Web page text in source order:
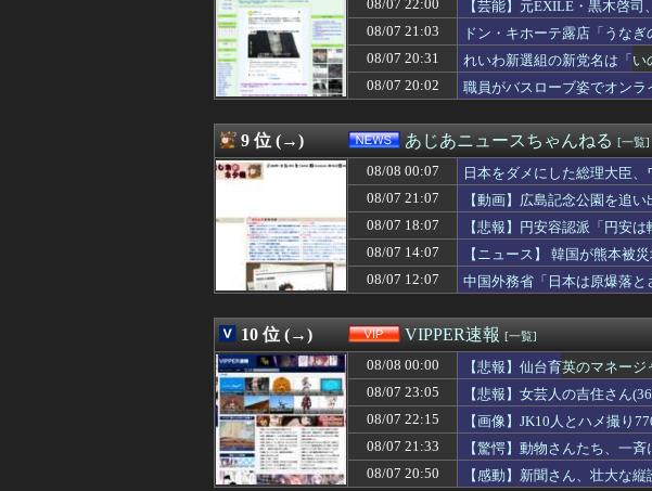
08/07 23:56
韓国サッカーのイメージが墜落
08/07 23:55
朝鮮日報 幻となった「女性天皇」 [8/7]
08/07 23:54
社会人「ニートはいいなぁ」ニート「そ
08/07 23:52
今の子はコニーちゃん知らないってマジ！
08/07 23:51
マジで金無いからどっかから借金して踏み
08/07 23:50
長い、太い、下がってるまゆ毛はNG、8割
08/07 23:50
上司からタコ殴りにされて被害届出した
08/07 23:49
不動産屋立ち上げたけど質問ある？
徴集兵の20％は女性、イザベラ王女の姿
【謎】動物たち、一斉に「コンビニの棚」
08/07 23:45
韓国人「海外で韓国サッカーの2002年ベ
08/07 23:45
早稲田政経卒32歳だけど仕事ない、てかバ
08/07 23:45
上司からタコ殴りにされて被害届出した
08/07 23:44
【ウマ娘】海外勢が描いたウマ娘からしか
08/07 23:41
就活面接官「全国転勤あるけど平気？」 就
08/07 23:40
あやてぃーからファンへ愛のメッセージが
08/07 23:40
海外「まるでタイムスリップしたみたい
08/07 23:40
【2軍】DeNA 12－2 ソフトバンク、先発
08/07 23:40
【画像】最近のJKさんのボディ、成長が
08/07 23:40
中国、SNSで「スシロータワー」が大流
08/07 23:38
【動画】中国製自動車のプラスチック部品
08/07 23:37
【動画】今日の甲子園の女性審判の誤審
08/07 23:35
JRPG「他人の家漁ってアイテムGETすん
08/07 22:00
【芸能】元EXILE・黒木啓
損傷の怪我
08/07 21:03
ドン・キホーテ露店「うな
08/07 20:31
れいわ新選組の新党名は「
08/07 20:02
職員がバスローブ姿でオン
9 位 (→) あじあニュースちゃんねる [一覧]
08/08 00:07
日本をダメにした総理大臣
08/07 21:07
【動画】広島記念公園を追
08/07 18:07
【悲報】円安容認派「円安
08/07 14:07
【ニュース】 韓国が熊本被
08/07 12:07
中国外務省「日本は原爆落と
10 位 (→) VIPPER速報 [一覧]
08/08 00:00
【悲報】仙台育英のマネー
08/07 23:05
【悲報】女芸人の吉住さん
08/07 22:15
【画像】JK10人とハメ撮り
08/07 21:33
【驚愕】動物さんたち、一
08/07 20:50
【感動】新聞さん、壮大な